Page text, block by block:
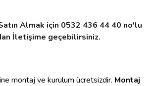
Almak için 0532 436 44 40 no'lu
İletişime geçebilirsiniz.
montaj ve kurulum ücretsizdir. Montaj